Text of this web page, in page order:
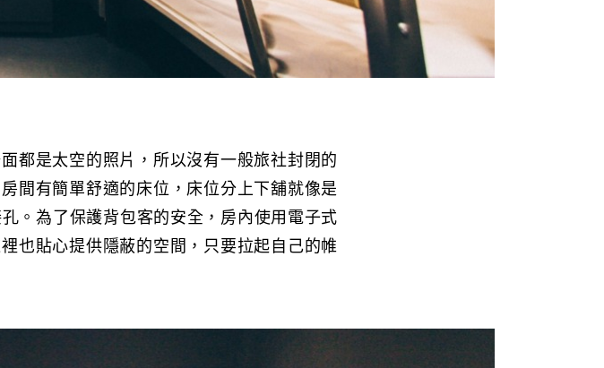
都是太空的照片，所以沒有一般旅社封閉的
間有簡單舒適的床位，床位分上下舖就像是
。為了保護背包客的安全，房內使用電子式
也貼心提供隱蔽的空間，只要拉起自己的帷